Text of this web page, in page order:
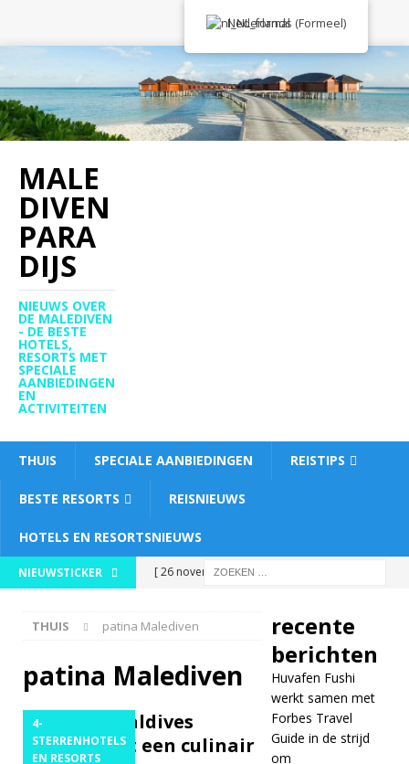
MALE
DIVEN
PARA
DIJS
NIEUWS OVER
DE MALEDIVEN
- DE BESTE
HOTELS,
RESORTS MET
SPECIALE
AANBIEDINGEN
EN
ACTIVITEITEN
THUIS SPECIALE AANBIEDINGEN REISTIPS
BESTE RESORTS REISNIEUWS
HOTELS EN RESORTSNIEUWS
NIEUWSTICKER
[ 26 november
Fushi werkt samen
met Forbes Travel
om
THUIS patina Malediven
patina Malediven
4-
STERRENHOTELS
EN RESORTS
Patina Maldives
presenteert een culinair
recente
berichten
Huvafen Fushi
werkt samen met
Forbes Travel
Guide in de strijd
om
Nederlands (Formeel)